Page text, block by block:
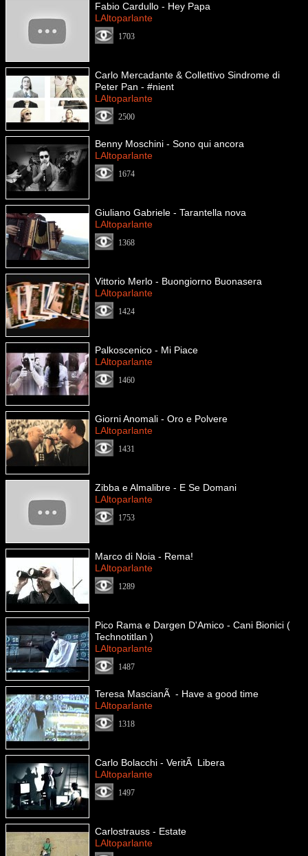
Fabio Cardullo - Hey Papa
LAltoparlante
1703
Carlo Mercadante & Collettivo Sindrome di
Peter Pan - #nient
LAltoparlante
2500
Benny Moschini - Sono qui ancora
LAltoparlante
1674
Giuliano Gabriele - Tarantella nova
LAltoparlante
1368
Vittorio Merlo - Buongiorno Buonasera
LAltoparlante
1424
Palkoscenico - Mi Piace
LAltoparlante
1460
Giorni Anomali - Oro e Polvere
LAltoparlante
1431
Zibba e Almalibre - E Se Domani
LAltoparlante
1753
Marco di Noia - Rema!
LAltoparlante
1289
Pico Rama e Dargen D'Amico - Cani Bionici (
Technotitlan )
LAltoparlante
1487
Teresa MascianÃ - Have a good time
LAltoparlante
1318
Carlo Bolacchi - VeritÃ Libera
LAltoparlante
1497
Carlostrauss - Estate
LAltoparlante